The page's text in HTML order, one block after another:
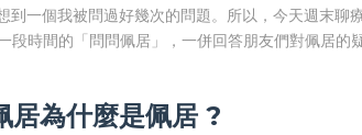
到一個我被問過好幾次的問題。所以，今天週末聊
段時間的「問問佩居」，一併回答朋友們對佩居的疑
居為什麼是佩居 ?